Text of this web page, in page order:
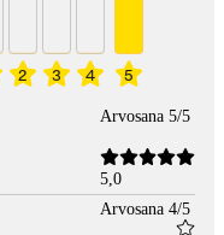
2 3 4 5
Arvosana 5/5
5,0
Arvosana 4/5